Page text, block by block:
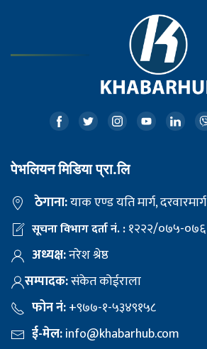
पेभलियन मिडिया प्रा.लि
ठेगाना:याक एण्ड यति मार्ग, दरवारमार्ग
सूचना विभाग दर्ता नं. :१२२२/०७५-०७६
अध्यक्ष:नरेश श्रेष्ठ
सम्पादक:संकेत कोईराला
फोन नं:+९७७-१-५३४९१५८
ई-मेल:info@khabarhub.com